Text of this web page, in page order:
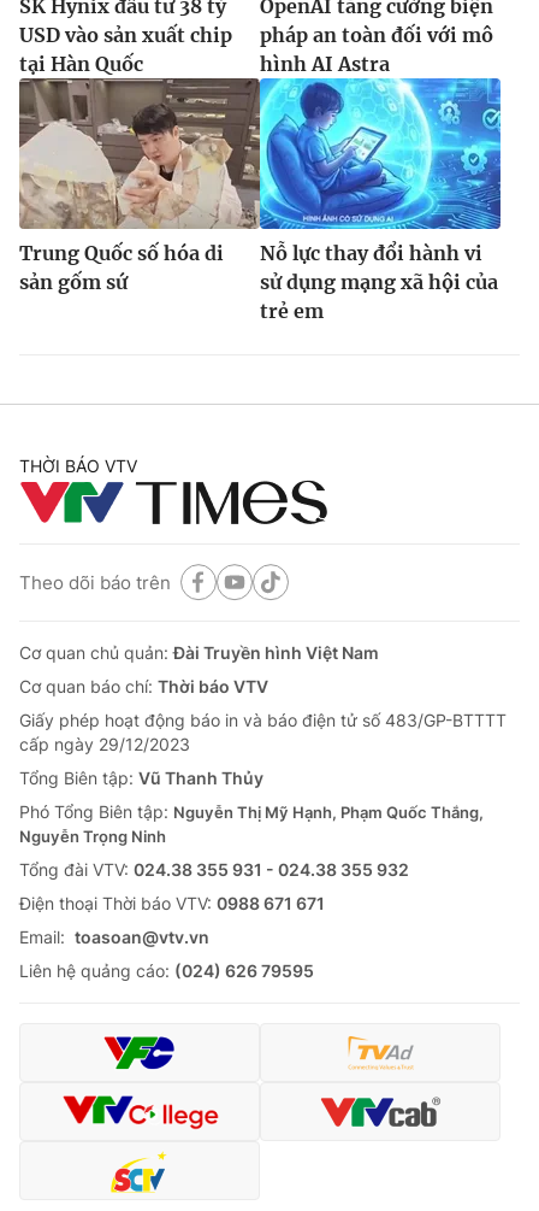
SK Hynix đầu tư 38 tỷ
USD vào sản xuất chip
tại Hàn Quốc
OpenAI tăng cường biện
pháp an toàn đối với mô
hình AI Astra
Trung Quốc số hóa di
sản gốm sứ
Nỗ lực thay đổi hành vi
sử dụng mạng xã hội của
trẻ em
THỜI BÁO VTV
Theo dõi báo trên
Cơ quan chủ quản:Đài Truyền hình Việt Nam
Cơ quan báo chí: Thời báo VTV
Giấy phép hoạt động báo in và báo điện tử số 483/GP-BTTTT
cấp ngày 29/12/2023
Tổng Biên tập: Vũ Thanh Thủy
Phó Tổng Biên tập: Nguyễn Thị Mỹ Hạnh, Phạm Quốc Thắng,
Nguyễn Trọng Ninh
Tổng đài VTV: 024.38 355 931 - 024.38 355 932
Ðiện thoại Thời báo VTV: 0988 671 671
Email: toasoan@vtv.vn
Liên hệ quảng cáo: (024) 626 79595